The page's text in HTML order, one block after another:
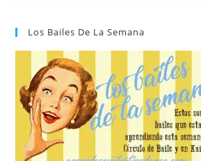
Los Bailes De La Semana